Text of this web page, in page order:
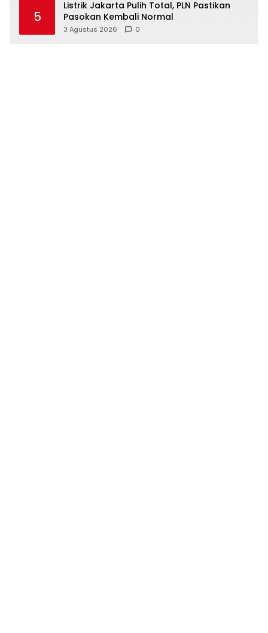
5
Listrik Jakarta Pulih Total, PLN Pastikan
Pasokan Kembali Normal
3 Agustus 2026 0